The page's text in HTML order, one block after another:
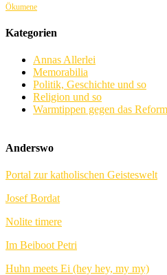
Ökumene
Kategorien
Annas Allerlei
Memorabilia
Politik, Geschichte und so
Religion und so
Warmtippen gegen das
Anderswo
Portal zur katholischen Geisteswelt
Josef Bordat
Nolite timere
Im Beiboot Petri
Huhn meets Ei (hey hey, my my)